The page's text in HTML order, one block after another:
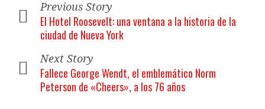
Previous Story
El Hotel Roosevelt: una ventana a la historia de la
ciudad de Nueva York
Next Story
Fallece George Wendt, el emblemático Norm
Peterson de «Cheers», a los 76 años